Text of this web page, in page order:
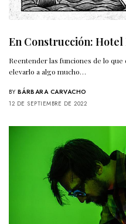
En Construcción: Hotel
Reentender las funciones de lo
elevarlo a algo mucho…
BY BÁRBARA CARVACHO
12 DE SEPTIEMBRE DE 2022